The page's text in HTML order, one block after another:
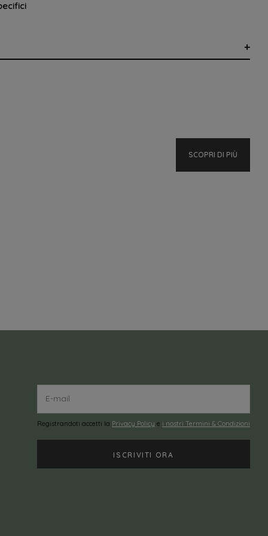
SCOPRI DI PIÙ
Registrandoti accetti la Privacy Policy e i nostri Termini & Condizioni